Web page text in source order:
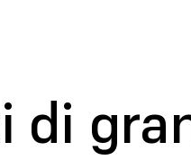
di